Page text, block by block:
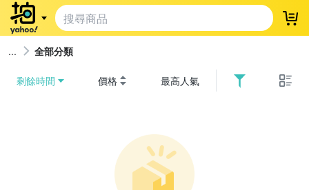
登
全部分類
剩餘時間 價格 最高人氣